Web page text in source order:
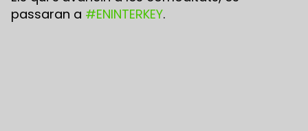
passaran a #ENINTERKEY.